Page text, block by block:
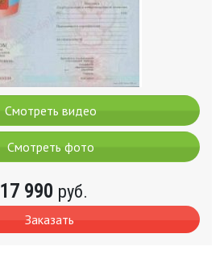
Смотреть видео
Смотреть фото
17 990 руб.
Заказать